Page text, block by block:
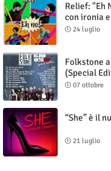
Relief: "Eh
con ironia
24 luglio
Folkstone
(Special
07 ottobre
“She” è il
21 luglio